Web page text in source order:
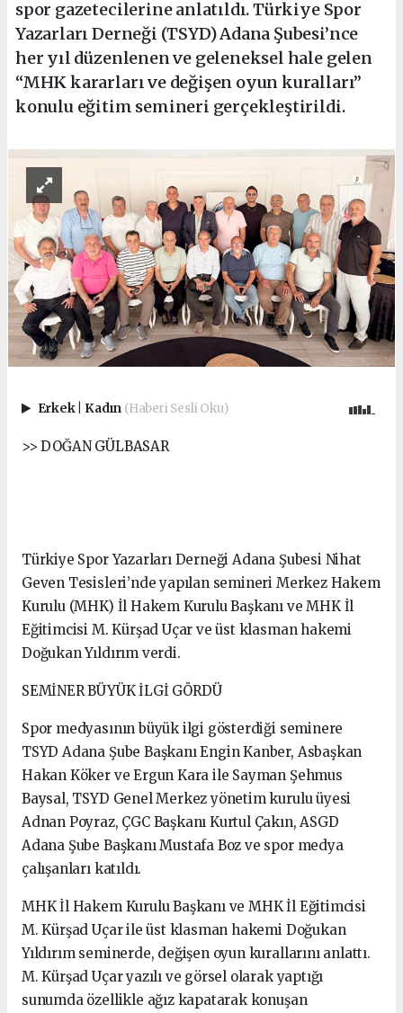
spor gazetecilerine anlatıldı. Türkiye Spor
Yazarları Derneği (TSYD) Adana Şubesi’nce
her yıl düzenlenen ve geleneksel hale gelen
“MHK kararları ve değişen oyun kuralları”
konulu eğitim semineri gerçekleştirildi.
Erkek Kadın (Haberi Sesli Oku)
>> DOĞAN GÜLBASAR
Türkiye Spor Yazarları Derneği Adana Şubesi Nihat
Geven Tesisleri’nde yapılan semineri Merkez Hakem
Kurulu (MHK) İl Hakem Kurulu Başkanı ve MHK İl
Eğitimcisi M. Kürşad Uçar ve üst klasman hakemi
Doğukan Yıldırım verdi.
SEMİNER BÜYÜK İLGİ GÖRDÜ
Spor medyasının büyük ilgi gösterdiği seminere
TSYD Adana Şube Başkanı Engin Kanber, Asbaşkan
Hakan Köker ve Ergun Kara ile Sayman Şehmus
Baysal, TSYD Genel Merkez yönetim kurulu üyesi
Adnan Poyraz, ÇGC Başkanı Kurtul Çakın, ASGD
Adana Şube Başkanı Mustafa Boz ve spor medya
çalışanları katıldı.
MHK İl Hakem Kurulu Başkanı ve MHK İl Eğitimcisi
M. Kürşad Uçar ile üst klasman hakemi Doğukan
Yıldırım seminerde, değişen oyun kurallarını anlattı.
M. Kürşad Uçar yazılı ve görsel olarak yaptığı
sunumda özellikle ağız kapatarak konuşan